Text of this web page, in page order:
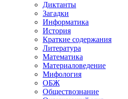
Диктанты
Загадки
Информатика
История
Краткие содержания
Литература
Математика
Материаловедение
Мифология
ОБЖ
Обществознание